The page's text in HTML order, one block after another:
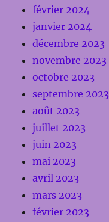
février 2024
janvier 2024
décembre 2023
novembre 2023
octobre 2023
septembre 2023
août 2023
juillet 2023
juin 2023
mai 2023
avril 2023
mars 2023
février 2023